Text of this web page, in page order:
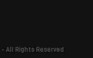
- All Rights Reserved